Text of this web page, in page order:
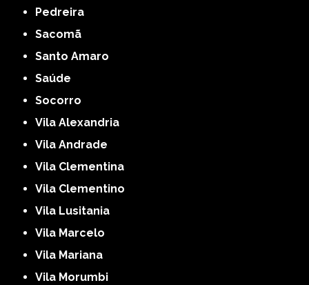
Pedreira
Sacomã
Santo Amaro
Saúde
Socorro
Vila Alexandria
Vila Andrade
Vila Clementina
Vila Clementino
Vila Lusitania
Vila Marcelo
Vila Mariana
Vila Morumbi